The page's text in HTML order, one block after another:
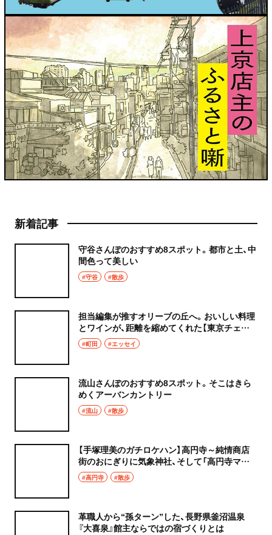
新着記事
守谷さんぽのおすすめ8スポット。都市と土、中
間色って美しい
#守谷 #散歩
担当編集が推すオリーブの丘へ。おいしい料理
とワインが、距離を縮めてくれた【東京チェン
飯diary】
#町田 #エッセイ
流山さんぽのおすすめ8スポット。そこはきら
めくアーバンカントリー
#流山 #散歩
【手塚理美のガチロケハン】高円寺～純情商店
街のおにぎりに気象神社、そして「高円寺マシ
タ」へ！
#高円寺 #散歩
革職人から“孫ターン”した、長野県釜沼温泉
『大喜泉』館主ならではの宿づくりとは